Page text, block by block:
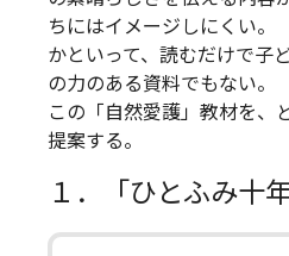
ちにはイメージしにくい。
かといって、読むだけで子
の力のある資料でもない。
この「自然愛護」教材を、
提案する。
１．「ひとふみ十